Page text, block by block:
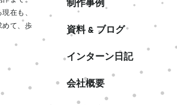
在も、
めて、歩
制作事例
資料 & ブログ
インターン日記
会社概要